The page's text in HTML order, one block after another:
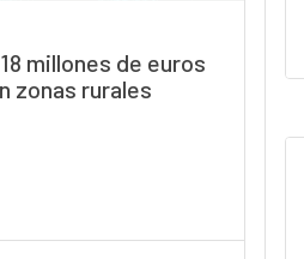
millones de euros
zonas rurales